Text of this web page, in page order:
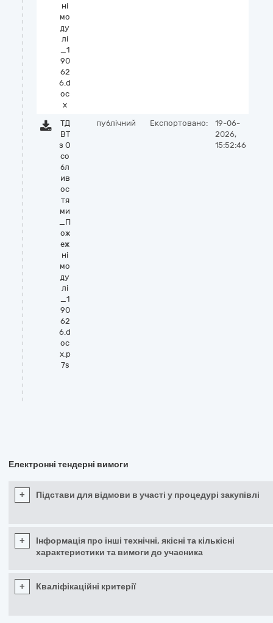
ні
мо
ду
лі
_1
90
62
6.d
oc
x
ТД
ВТ
з О
со
бл
ив
ос
тя
ми
_П
ож
еж
ні
мо
ду
лі
_1
90
62
6.d
oc
x.p
7s
публічний Експортовано:
19-06-
2026,
15:52:46
Електронні тендерні вимоги
+ Підстави для відмови в участі у процедурі закупівлі
+
Інформація про інші технічні, якісні та кількісні
характеристики та вимоги до учасника
+ Кваліфікаційні критерії